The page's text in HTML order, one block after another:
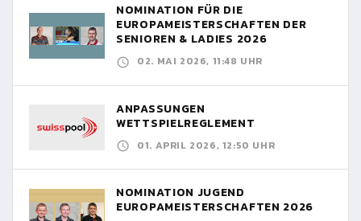
NOMINATION FÜR DIE
EUROPAMEISTERSCHAFTEN DER
SENIOREN & LADIES 2026
02. MAI 2026, 11:48 UHR
ANPASSUNGEN
WETTSPIELREGLEMENT
01. APRIL 2026, 12:50 UHR
NOMINATION JUGEND
EUROPAMEISTERSCHAFTEN 2026